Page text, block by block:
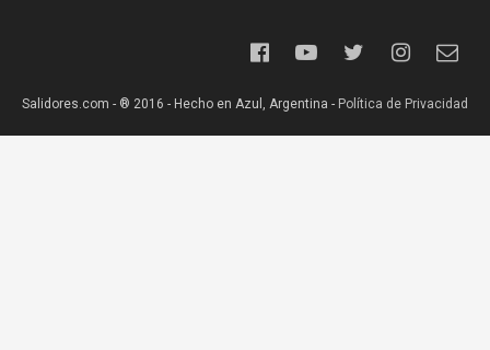
Salidores.com - ® 2016 - Hecho en Azul, Argentina - Política de Privacidad